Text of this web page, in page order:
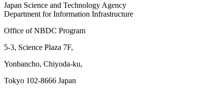
Japan Science and Technology Agency
Department for Information Infrastructure
Office of NBDC Program
5-3, Science Plaza 7F,
Yonbancho, Chiyoda-ku,
Tokyo 102-8666 Japan